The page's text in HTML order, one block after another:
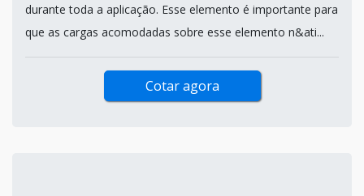
durante toda a aplicação. Esse elemento é importante para
que as cargas acomodadas sobre esse elemento n&ati...
Cotar agora